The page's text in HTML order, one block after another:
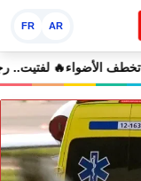
AR
FR
و”سمفونية أحيدوس”